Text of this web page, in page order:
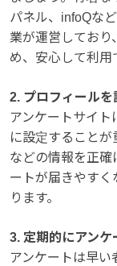
パネル、infoQな
業が運営しており
め、安心して利用
2. プロフィールを
アンケートサイト
に設定すること
などの情報を正確
ートが届きやすく
ります。
3. 定期的にアンケ
アンケートは早い